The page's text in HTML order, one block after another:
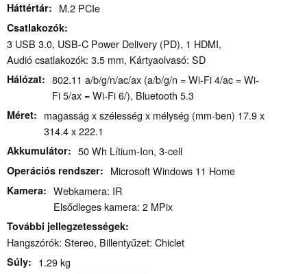
Háttértár M.2 PCIe
Csatlakozók
3 USB 3.0, USB-C Power Delivery (PD), 1 HDMI,
Audió csatlakozók: 3.5 mm, Kártyaolvasó: SD
Hálózat
802.11 a/b/g/n/ac/ax (a/b/g/n = Wi-Fi 4/ac = Wi-
Fi 5/ax = Wi-Fi 6/), Bluetooth 5.3
Méret
magasság x szélesség x mélység (mm-ben) 17.9 x
314.4 x 222.1
Akkumulátor 50 Wh Lítium-Ion, 3-cell
Operációs rendszer Microsoft Windows 11 Home
Kamera
Webkamera: IR
Elsődleges kamera: 2 MPix
További jellegzetességek
Hangszórók: Stereo, Billentyűzet: Chiclet
Súly 1.29 kg